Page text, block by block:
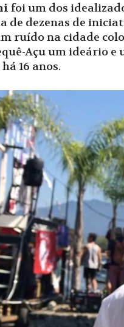
foi um dos
de dezenas de
ruído na cidade
Açu um ideário e
16 anos.